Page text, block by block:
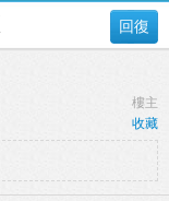
回復
樓主
收藏